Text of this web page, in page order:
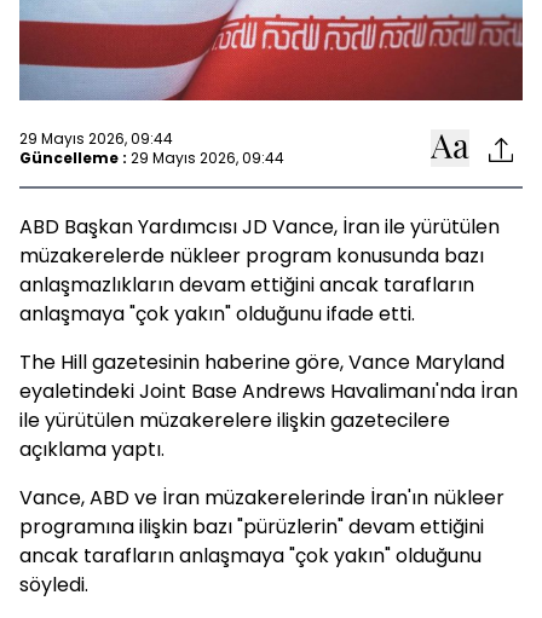
29 Mayıs 2026, 09:44
Güncelleme : 29 Mayıs 2026, 09:44
ABD Başkan Yardımcısı JD Vance, İran ile yürütülen
müzakerelerde nükleer program konusunda bazı
anlaşmazlıkların devam ettiğini ancak tarafların
anlaşmaya "çok yakın" olduğunu ifade etti.
The Hill gazetesinin haberine göre, Vance Maryland
eyaletindeki Joint Base Andrews Havalimanı'nda İran
ile yürütülen müzakerelere ilişkin gazetecilere
açıklama yaptı.
Vance, ABD ve İran müzakerelerinde İran'ın nükleer
programına ilişkin bazı "pürüzlerin" devam ettiğini
ancak tarafların anlaşmaya "çok yakın" olduğunu
söyledi.